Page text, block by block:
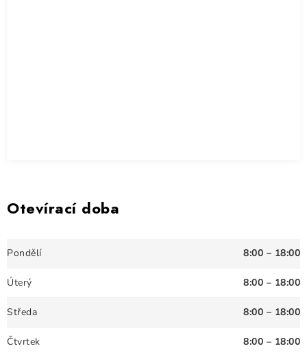
Otevírací doba
Pondělí 8:00 – 18:00
Úterý 8:00 – 18:00
Středa 8:00 – 18:00
Čtvrtek 8:00 – 18:00